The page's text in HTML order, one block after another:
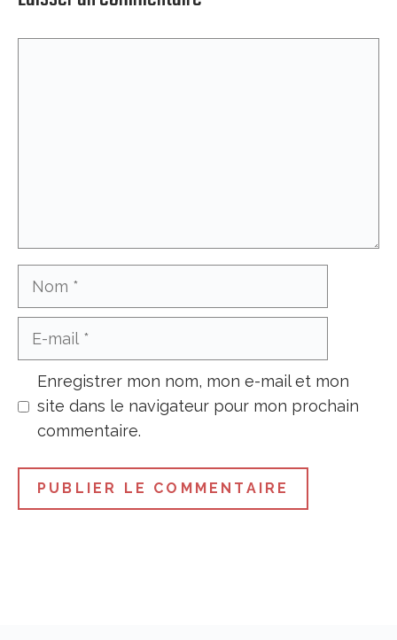
Enregistrer mon nom, mon e-mail et mon
site dans le navigateur pour mon prochain
commentaire.